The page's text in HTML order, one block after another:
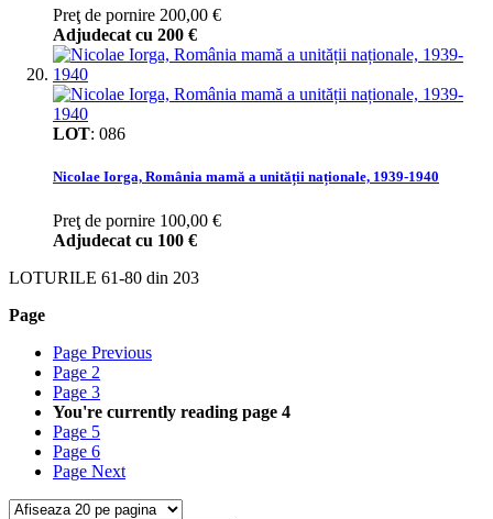
Preţ de pornire 200,00 €
Adjudecat cu 200 €
LOT: 086
Nicolae Iorga, România mamă a unității naționale, 1939-1940
Preţ de pornire 100,00 €
Adjudecat cu 100 €
LOTURILE 61-80 din 203
Page
Page Previous
Page 2
Page 3
You're currently reading page 4
Page 5
Page 6
Page Next